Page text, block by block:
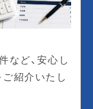
など、安心し
紹介いたし